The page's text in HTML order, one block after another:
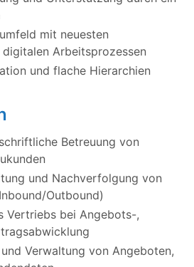
mit neuesten
Arbeitsprozessen
und flache Hierarchien
Betreuung von
und Nachverfolgung von
Outbound)
Vertriebs bei Angebots-,
Verwaltung von Angeboten,